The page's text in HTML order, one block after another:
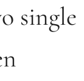
single